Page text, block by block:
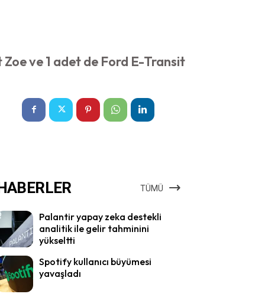
ve 1 adet de Ford E-Transit
TÜMÜ
Palantir yapay zeka destekli
analitik ile gelir tahminini
yükseltti
Spotify kullanıcı büyümesi
yavaşladı